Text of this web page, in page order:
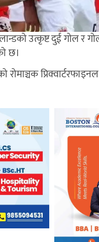
उत्कृष्ट दुई गोल र
छ।
रोमाञ्चक